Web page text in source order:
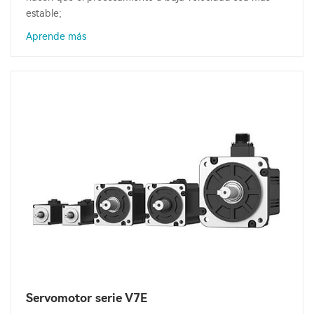
estable;
Aprende más
Servomotor serie V7E